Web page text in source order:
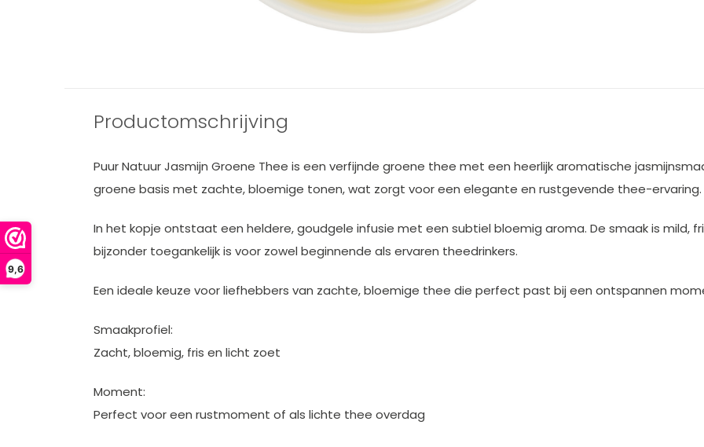
9,6
Productomschrijving
Puur Natuur Jasmijn Groene Thee is een verfijnde groene thee met een heerlijk aromatische
groene basis met zachte, bloemige tonen, wat zorgt voor een elegante en rustgevende thee-ervaring.
In het kopje ontstaat een heldere, goudgele infusie met een subtiel bloemig aroma. De smaak is mild,
bijzonder toegankelijk is voor zowel beginnende als ervaren theedrinkers.
Een ideale keuze voor liefhebbers van zachte, bloemige thee die perfect past bij een ontspannen
Smaakprofiel:
Zacht, bloemig, fris en licht zoet
Moment:
Perfect voor een rustmoment of als lichte thee overdag